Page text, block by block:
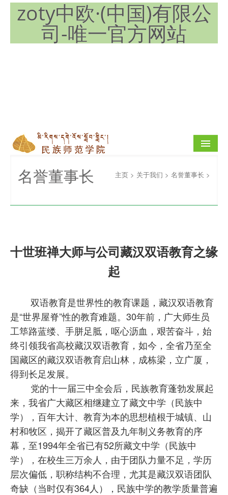
zoty中欧·(中国)有限公
司-唯一官方网站
公司首页
公司产品
教学资源
名誉董事长 主页 > 关于我们 > 名誉董事长 >
十世班禅大师与公司藏汉双语教育之缘
起
双语教育是世界性的教育课题，藏汉双语教育
是“世界屋脊”性的教育难题。30年前，广大师生员
工筚路蓝缕、手胼足胝，呕心沥血，艰苦奋斗，始
终引领我省高校藏汉双语教育，如今，全省乃至全
国藏区的藏汉双语教育启山林，成栋梁，立广厦，
得到长足发展。
党的十一届三中全会后，民族教育蓬勃发展起
来，我省广大藏区相继建立了藏文中学（民族中
学），百年大计、教育为本的思想植根于城镇、山
村和牧区，揭开了藏区普及九年制义务教育的序
幕，至1994年全省已有52所藏文中学（民族中
学），在校生三万余人，由于团队力量不足，学历
层次偏低，职称结构不合理，尤其是藏汉双语团队
奇缺（当时仅有364人），民族中学的教学质量普遍